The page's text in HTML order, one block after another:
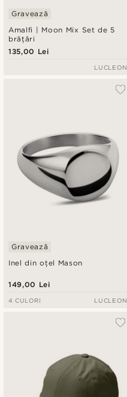
Amalfi | Moon Mix Set de 5
brățări
Gravează
135,00 Lei
LUCLEON
Inel din oțel Mason
Gravează
149,00 Lei
4 CULORI LUCLEON